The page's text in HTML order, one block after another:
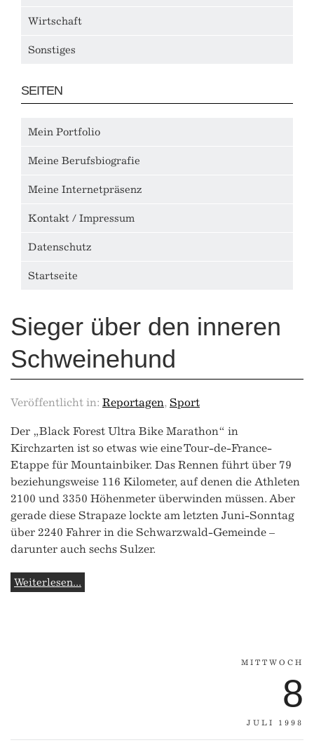
Wirtschaft
Sonstiges
SEITEN
Mein Portfolio
Meine Berufsbiografie
Meine Internetpräsenz
Kontakt / Impressum
Datenschutz
Startseite
Sieger über den inneren
Schweinehund
Veröffentlicht in: Reportagen, Sport
Der „Black Forest Ultra Bike Marathon“ in
Kirchzarten ist so etwas wie eine Tour-de-France-
Etappe für Mountainbiker. Das Rennen führt über 79
beziehungsweise 116 Kilometer, auf denen die Athleten
2100 und 3350 Höhenmeter überwinden müssen. Aber
gerade diese Strapaze lockte am letzten Juni-Sonntag
über 2240 Fahrer in die Schwarzwald-Gemeinde –
darunter auch sechs Sulzer.
Weiterlesen...
MITTWOCH
8
JULI 1998